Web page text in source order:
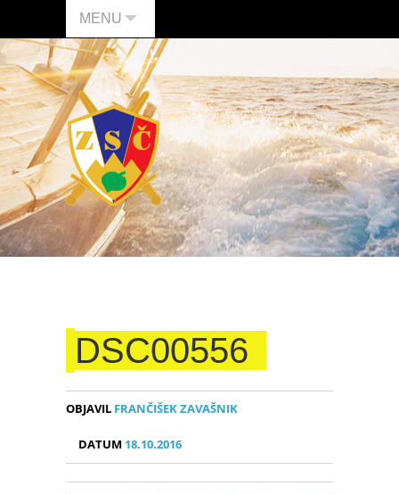
MENU
DSC00556
OBJAVIL FRANČIŠEK ZAVAŠNIK
DATUM 18.10.2016